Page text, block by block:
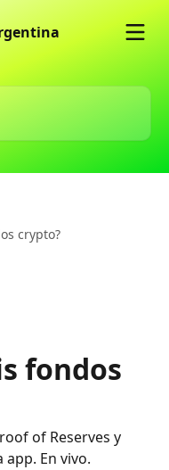
crypto?
fondos
of Reserves y
En vivo.